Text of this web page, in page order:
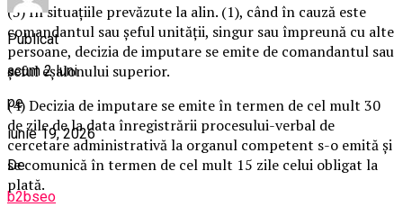
(3) În situaţiile prevăzute la alin. (1), când în cauză este
comandantul sau şeful unităţii, singur sau împreună cu alte
persoane, decizia de imputare se emite de comandantul sau
şeful eşalonului superior.
(4) Decizia de imputare se emite în termen de cel mult 30
de zile de la data înregistrării procesului-verbal de
cercetare administrativă la organul competent s-o emită şi
se comunică în termen de cel mult 15 zile celui obligat la
plată.
Publicat
acum 2 luni
pe
iunie 19, 2026
De
b2bseo